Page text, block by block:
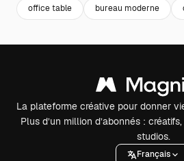
office table bureau moderne
La plateforme créative pour donner
Plus d’un million d’abonnés :
studios.
Français